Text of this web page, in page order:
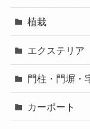
植栽
エクステリア
門柱・門塀・
カーポート